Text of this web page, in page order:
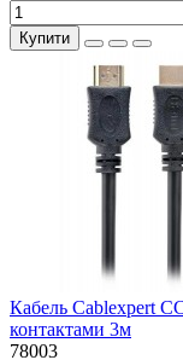
Купити
Кабель Cablexpert
контактами 3м
78003